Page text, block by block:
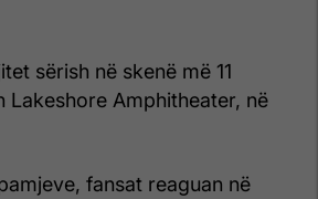
sërish në skenë më 11
Lakeshore Amphitheater, në
fansat reaguan në